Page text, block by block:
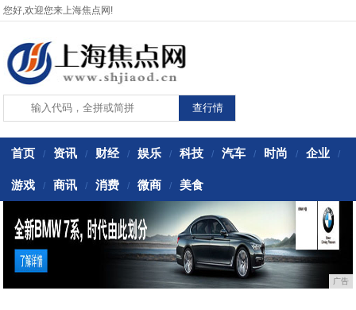
您好,欢迎您来上海焦点网!
首页 / 资讯 / 财经 / 娱乐 / 科技 / 汽车 / 时尚 / 企业 /
游戏 / 商讯 / 消费 / 微商 / 美食
广告